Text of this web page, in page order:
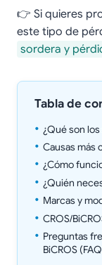
👉 Si quieres
este tipo de
sordera y
Tabla de
¿Qué son
Causas más
¿Cómo
¿Quién
Marcas y
CROS/
Preguntas
BiCROS